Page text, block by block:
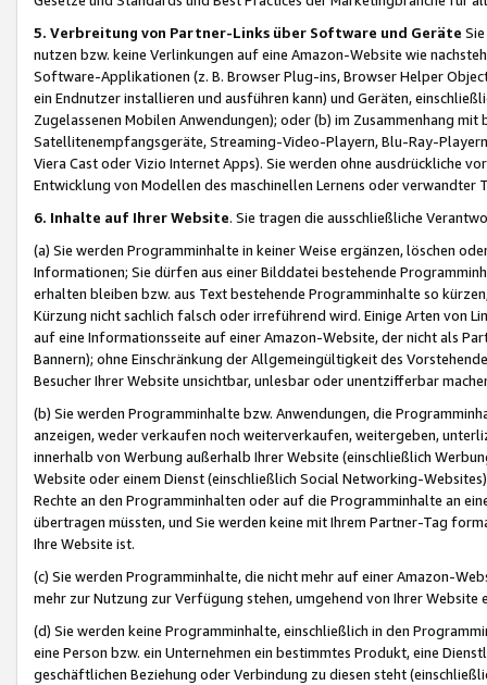
5. Verbreitung von Partner-Links über Software und Geräte
nutzen bzw. keine Verlinkungen auf eine Amazon-Website wie
Software-Applikationen (z. B. Browser Plug-ins, Browser Helper
ein Endnutzer installieren und ausführen kann) und Geräten,
Zugelassenen Mobilen Anwendungen); oder (b) im Zusammenhang
Satellitenempfangsgeräte, Streaming-Video-Playern, Blu-Ray-
Viera Cast oder Vizio Internet Apps). Sie werden ohne ausdrückliche
Entwicklung von Modellen des maschinellen Lernens oder
6. Inhalte auf Ihrer Website. Sie tragen die ausschließliche
(a) Sie werden Programminhalte in keiner Weise ergänzen, löschen
Informationen; Sie dürfen aus einer Bilddatei bestehende
erhalten bleiben bzw. aus Text bestehende Programminhalte so
Kürzung nicht sachlich falsch oder irreführend wird. Einige Arten von
auf eine Informationsseite auf einer Amazon-Website, der nicht als
Bannern); ohne Einschränkung der Allgemeingültigkeit des
Besucher Ihrer Website unsichtbar, unlesbar oder unentzifferbar
(b) Sie werden Programminhalte bzw. Anwendungen, die
anzeigen, weder verkaufen noch weiterverkaufen, weitergeben,
innerhalb von Werbung außerhalb Ihrer Website (einschließlich
Website oder einem Dienst (einschließlich Social Networking-
Rechte an den Programminhalten oder auf die Programminhalte an
übertragen müssten, und Sie werden keine mit Ihrem Partner-Tag
Ihre Website ist.
(c) Sie werden Programminhalte, die nicht mehr auf einer Amazon-
mehr zur Nutzung zur Verfügung stehen, umgehend von Ihrer
(d) Sie werden keine Programminhalte, einschließlich in den
eine Person bzw. ein Unternehmen ein bestimmtes Produkt, eine
geschäftlichen Beziehung oder Verbindung zu diesen steht